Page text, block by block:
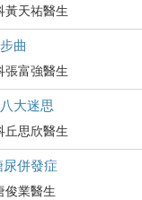
黃天祐醫生
曲
張富強醫生
大迷思
丘思欣醫生
併發症
俊業醫生